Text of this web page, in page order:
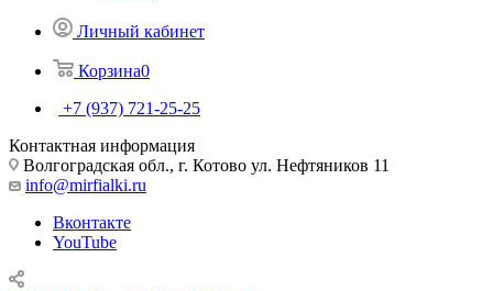
Личный кабинет
Корзина0
+7 (937) 721-25-25
Контактная информация
Волгоградская обл., г. Котово ул. Нефтяников 11
info@mirfialki.ru
Вконтакте
YouTube